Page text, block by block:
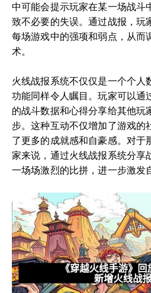
中可能会提示玩家在某一场战斗
致不必要的失误。通过战报，玩
每场游戏中的强项和弱点，从而
术。
火线战报系统不仅仅是一个个人
功能同样令人瞩目。玩家可以通
的战斗数据和心得分享给其他玩
步。这种互动不仅增加了游戏的
了更多的成就感和自豪感。对于
家来说，通过火线战报系统分享
一场场激烈的比拼，进一步激发